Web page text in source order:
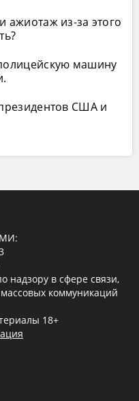
ажиотаж из-за этого
машину
США и
надзору в сфере связи,
коммуникаций
18+